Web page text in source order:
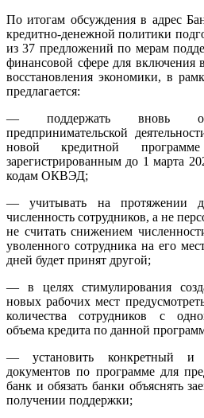
По итогам обсуждения в адрес
кредитно-денежной политики
из 37 предложений по мерам
финансовой сфере для включения
восстановления экономики, в
предлагается:
— поддержать вновь
предпринимательской
новой кредитной
зарегистрированным до 1 марта
кодам ОКВЭД;
— учитывать на протяжении
численность сотрудников, а не
не считать снижением
уволенного сотрудника на его
дней будет принят другой;
— в целях стимулирования
новых рабочих мест
количества сотрудников с
объема кредита по данной
— установить конкретный и
документов по программе для
банк и обязать банки объяснять
получении поддержки;